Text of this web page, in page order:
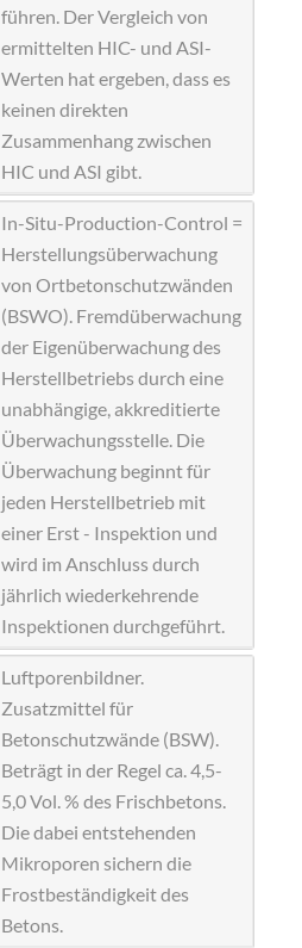
führen. Der Vergleich von
ermittelten HIC- und ASI-
Werten hat ergeben, dass es
keinen direkten
Zusammenhang zwischen
HIC und ASI gibt.
In-Situ-Production-Control =
Herstellungsüberwachung
von Ortbetonschutzwänden
(BSWO). Fremdüberwachung
der Eigenüberwachung des
Herstellbetriebs durch eine
unabhängige, akkreditierte
Überwachungsstelle. Die
Überwachung beginnt für
jeden Herstellbetrieb mit
einer Erst - Inspektion und
wird im Anschluss durch
jährlich wiederkehrende
Inspektionen durchgeführt.
Luftporenbildner.
Zusatzmittel für
Betonschutzwände (BSW).
Beträgt in der Regel ca. 4,5-
5,0 Vol. % des Frischbetons.
Die dabei entstehenden
Mikroporen sichern die
Frostbeständigkeit des
Betons.